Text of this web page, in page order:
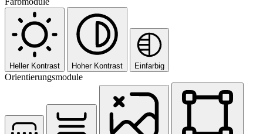
Heller Kontrast Hoher Kontrast Einfarbig
Orientierungsmodule